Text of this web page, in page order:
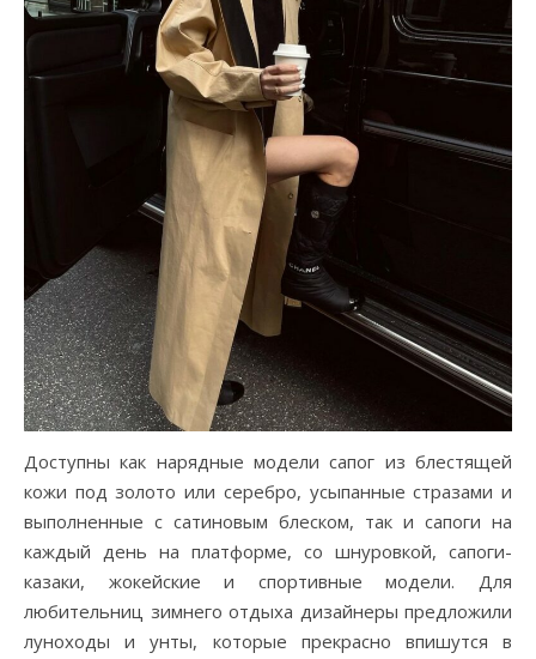
Доступны как нарядные модели сапог из блестящей
кожи под золото или серебро, усыпанные стразами и
выполненные с сатиновым блеском, так и сапоги на
каждый день на платформе, со шнуровкой, сапоги-
казаки, жокейские и спортивные модели. Для
любительниц зимнего отдыха дизайнеры предложили
луноходы и унты, которые прекрасно впишутся в